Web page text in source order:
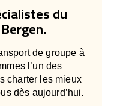
du
de groupe à
l’un des
charter les mieux
dès aujourd’hui.